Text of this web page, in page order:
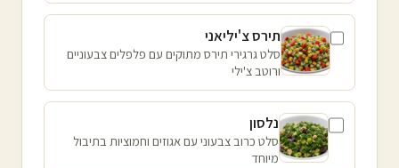
תירס צ'יליאני
סלט גרגירי תירס מתוקים עם פלפלים צבעוניים
ורוטב צ'ילי
נלסון
סלט כרוב צבעוני עם אגוזים וחמוציות בתיבול
מיוחד